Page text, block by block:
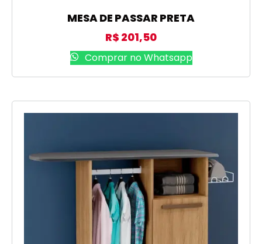
MESA DE PASSAR PRETA
R$ 201,50
Comprar no Whatsapp